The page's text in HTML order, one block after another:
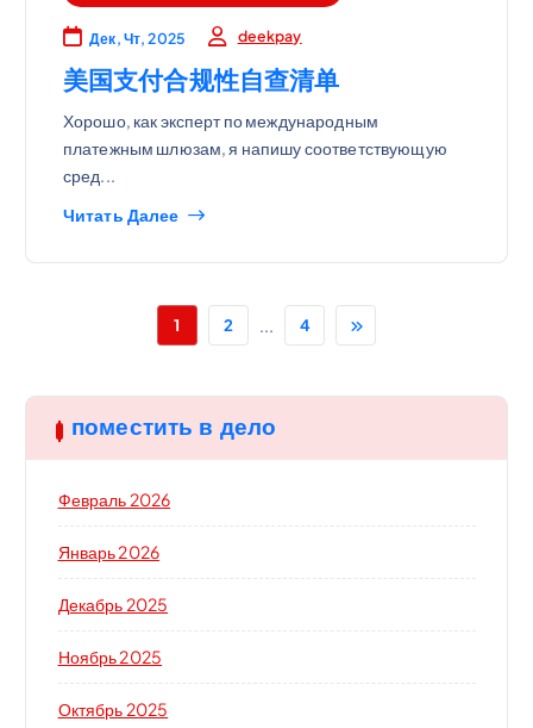
Дек, Чт, 2025 deekpay
美国支付合规性自查清单
Хорошо, как эксперт по международным
платежным шлюзам, я напишу соответствующую
сред...
Читать Далее
1 2 ... 4
поместить в дело
Февраль 2026
Январь 2026
Декабрь 2025
Ноябрь 2025
Октябрь 2025